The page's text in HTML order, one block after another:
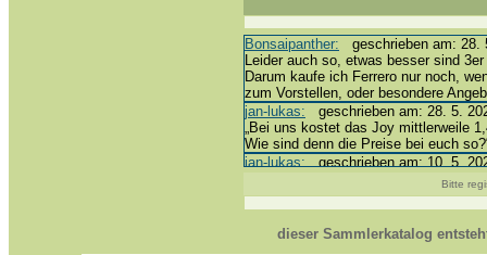
Bonsaipanther: geschrieben am: 28.
Leider auch so, etwas besser sind
Darum kaufe ich Ferrero nur noch,
zum Vorstellen, oder besondere
jan-lukas: geschrieben am: 28. 5.
„Bei uns kostet das Joy mittlerweile
Wie sind denn die Preise bei euch
jan-lukas:geschrieben am: 10. 5.
Bonsaipanther:geschrieben am: 10.
@ Harald
https://www.ue-ei-portal-
Dein Enkel sollte zur Strafe die
Bitte
dieser Sammlerkatalog